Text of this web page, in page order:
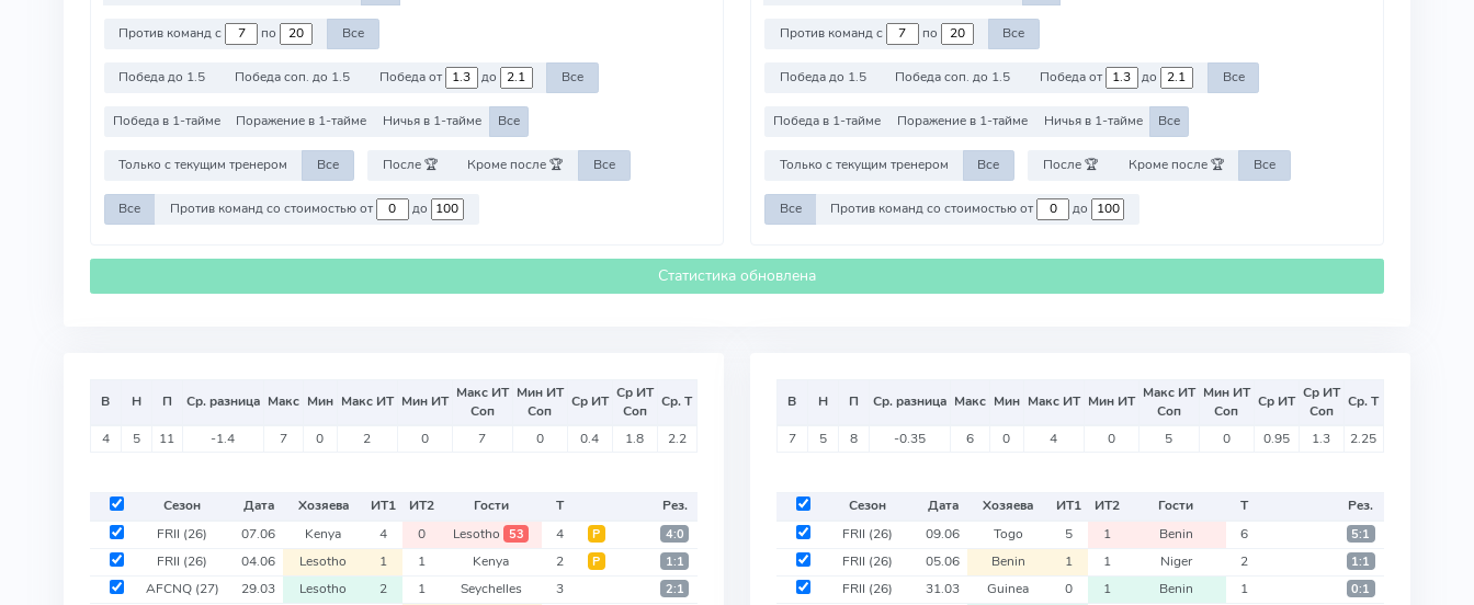
Против команд с по Все
Победа до 1.5 Победа соп. до 1.5 Победа от до Все
Победа в 1-тайме Поражение в 1-тайме Ничья в 1-тайме Все
Только с текущим тренером Все После 🏆 Кроме после 🏆 Все
Все Против команд со стоимостью от до
Против команд с по Все
Победа до 1.5 Победа соп. до 1.5 Победа от до Все
Победа в 1-тайме Поражение в 1-тайме Ничья в 1-тайме Все
Только с текущим тренером Все После 🏆 Кроме после 🏆 Все
Все Против команд со стоимостью от до
Статистика обновлена
В Н П Ср. разница Макс Мин Макс ИТ Мин ИТ Макс ИТ
Соп
Мин ИТ
Соп
Ср ИТ Ср ИТ
Соп
Ср. Т
4 5 11 -1.4 7 0 2 0 7 0 0.4 1.8 2.2
Сезон Дата Хозяева ИТ1 ИТ2 Гости Т
Рез.
FRII (26) 07.06 Kenya 4 0 Lesotho 53 4 Р 4:0
FRII (26) 04.06 Lesotho 1 1 Kenya 2 Р 1:1
AFCNQ (27) 29.03 Lesotho 2 1 Seychelles 3 2:1
В Н П Ср. разница Макс Мин Макс ИТ Мин ИТ Макс ИТ
Соп
Мин ИТ
Соп
Ср ИТ Ср ИТ
Соп
Ср. Т
7 5 8 -0.35 6 0 4 0 5 0 0.95 1.3 2.25
Сезон Дата Хозяева ИТ1 ИТ2 Гости Т
Рез.
FRII (26) 09.06 Togo 5 1 Benin 6 5:1
FRII (26) 05.06 Benin 1 1 Niger 2 1:1
FRII (26) 31.03 Guinea 0 1 Benin 1 0:1